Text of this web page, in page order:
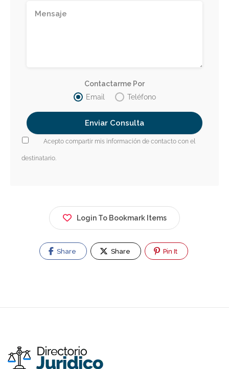
Contactarme Por
Email
Teléfono
Acepto compartir mis información de contacto con el
destinatario.
Login To Bookmark Items
Share Share Pin It